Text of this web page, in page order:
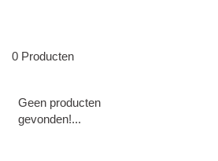
0 Producten
Geen producten
gevonden!...